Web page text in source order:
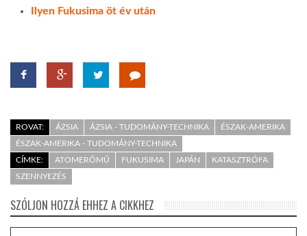
Ilyen Fukusima öt év után
ROVAT: ÁZSIA ÁZSIA - TUDOMÁNY-TECHNIKA
ÉSZAK-AMERIKA
ÉSZAK-AMERIKA - TUDOMÁNY-TECHNIKA
CÍMKE:
ATOMERŐMŰ FUKUSIMA JAPÁN
KATASZTRÓFA
SZENNYEZÉS
SZÓLJON HOZZÁ EHHEZ A CIKKHEZ